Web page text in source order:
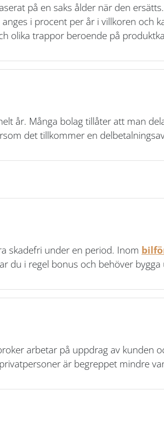
på en saks ålder när den
i procent per år i villkoren och
olika trappor beroende på
år. Många bolag tillåter att man
det tillkommer en
skadefri under en period. Inom
du i regel bonus och behöver bygga
arbetar på uppdrag av kunden
är begreppet mindre